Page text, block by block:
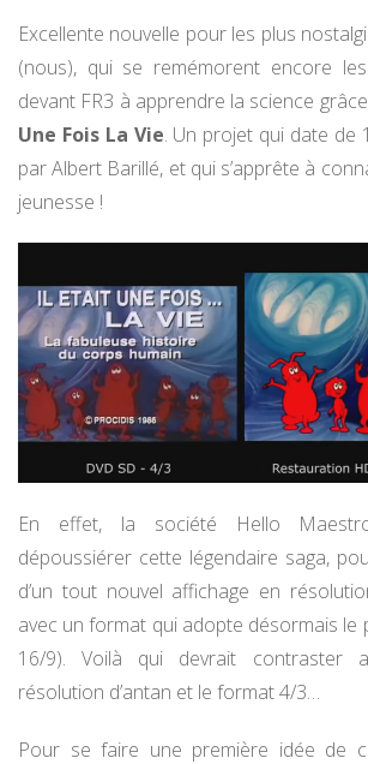
Excellente nouvelle pour les plus
(nous), qui se remémorent encore
devant FR3 à apprendre la science
Une Fois La Vie. Un projet qui date de
par Albert Barillé, et qui s’apprête à
jeunesse !
En effet, la société Hello
dépoussiérer cette légendaire saga,
d’un tout nouvel affichage en
avec un format qui adopte désormais le
16/9). Voilà qui devrait contraster
résolution d’antan et le format 4/3…
Pour se faire une première idée de